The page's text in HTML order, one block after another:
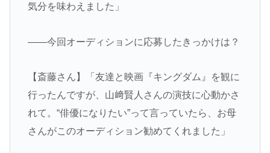
気分を味わえました」
――今回オーディションに応募したきっかけは？
【斎藤さん】「友達と映画『キングダム』を観に
行ったんですが、山﨑賢人さんの演技に心動かさ
れて。“俳優になりたい”って言っていたら、お母
さんがこのオーディション勧めてくれました」